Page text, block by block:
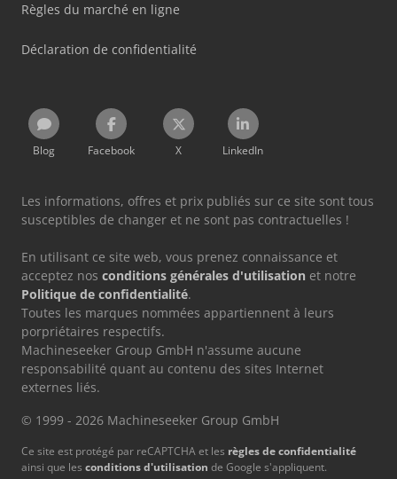
Règles du marché en ligne
Déclaration de confidentialité
Blog Facebook X LinkedIn
Les informations, offres et prix publiés sur ce site sont tous
susceptibles de changer et ne sont pas contractuelles !
En utilisant ce site web, vous prenez connaissance et
acceptez nos conditions générales d'utilisation et notre
Politique de confidentialité.
Toutes les marques nommées appartiennent à leurs
porpriétaires respectifs.
Machineseeker Group GmbH n'assume aucune
responsabilité quant au contenu des sites Internet
externes liés.
© 1999 - 2026 Machineseeker Group GmbH
Ce site est protégé par reCAPTCHA et les règles de confidentialité
ainsi que les conditions d'utilisation de Google s'appliquent.